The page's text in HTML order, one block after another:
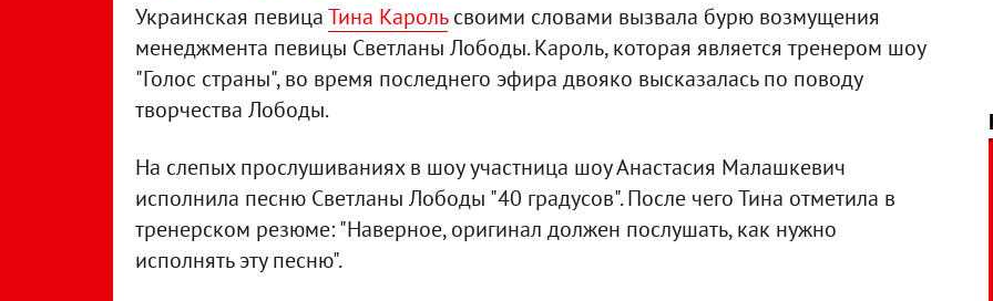
Украинская певицаТина Карольсвоими словами вызвала бурю возмущения
менеджмента певицы Светланы Лободы. Кароль, которая является тренером шоу
"Голос страны", во время последнего эфира двояко высказалась по поводу
творчества Лободы.
На слепых прослушиваниях в шоу участница шоу Анастасия Малашкевич
исполнила песню Светланы Лободы "40 градусов". После чего Тина отметила в
тренерском резюме: "Наверное, оригинал должен послушать, как нужно
исполнять эту песню".